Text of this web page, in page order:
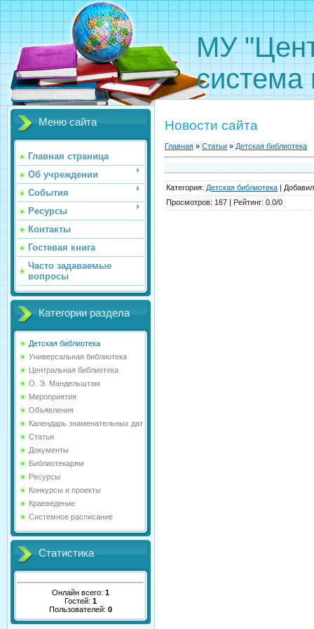
МУ
система
Меню сайта
Главная страница
Об учреждении
События
Ресурсы
Контакты
Гостевая книга
Часто задаваемые
вопросы
Категории раздела
Детская библиотека
Универсальная библиотека
Центральная библиотека
О. Э. Мандельштам
Мероприятия
Объявления
Календарь знаменательных дат
Статьи
Документы
Библиотекарям
Ресурсы
Конкурсы и проекты
Краеведение
Системное расписание
Статистика
Онлайн всего: 1
Гостей: 1
Пользователей: 0
Новости сайта
Главная » Статьи » Детская библиотека
Категория: Детская библиотека | Добавил
Просмотров: 167 | Рейтинг: 0.0/0